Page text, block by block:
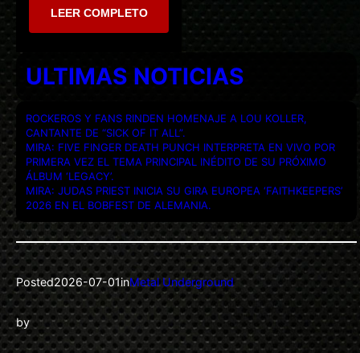
LEER COMPLETO
ULTIMAS NOTICIAS
ROCKEROS Y FANS RINDEN HOMENAJE A LOU KOLLER,
CANTANTE DE “SICK OF IT ALL”.
MIRA: FIVE FINGER DEATH PUNCH INTERPRETA EN VIVO POR
PRIMERA VEZ EL TEMA PRINCIPAL INÉDITO DE SU PRÓXIMO
ÁLBUM ‘LEGACY’.
MIRA: JUDAS PRIEST INICIA SU GIRA EUROPEA ‘FAITHKEEPERS’
2026 EN EL BOBFEST DE ALEMANIA.
Posted2026-07-01inMetal Underground
by